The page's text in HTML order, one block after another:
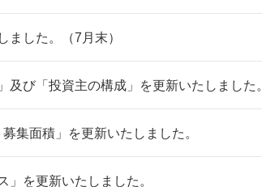
ました。（7月末）
及び「投資主の構成」を更新いたしました。
集面積」を更新いたしました。
」を更新いたしました。